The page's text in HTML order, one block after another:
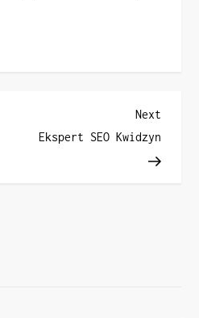
Next
Post
Next
Ekspert SEO Kwidzyn